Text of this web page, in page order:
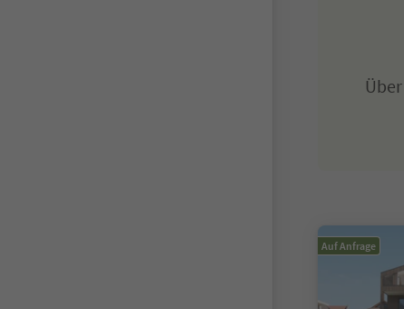
Über
Auf Anfrage